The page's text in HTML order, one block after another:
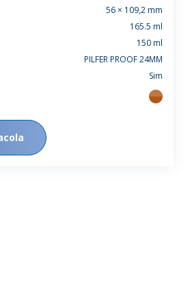
56 × 109,2 mm
165.5 ml
150 ml
PILFER PROOF 24MM
Sim
ambar